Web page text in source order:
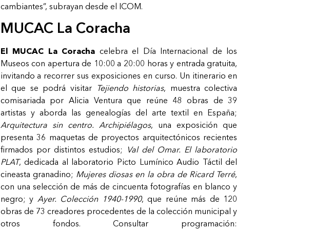
cambiantes”, subrayan desde el ICOM.
MUCAC La Coracha
El MUCAC La Coracha celebra el Día Internacional de los
Museos con apertura de 10:00 a 20:00 horas y entrada gratuita,
invitando a recorrer sus exposiciones en curso. Un itinerario en
el que se podrá visitar Tejiendo historias, muestra colectiva
comisariada por Alicia Ventura que reúne 48 obras de 39
artistas y aborda las genealogías del arte textil en España;
Arquitectura sin centro. Archipiélagos, una exposición que
presenta 36 maquetas de proyectos arquitectónicos recientes
firmados por distintos estudios;
Val del Omar. El laboratorio
PLAT, dedicada al laboratorio Picto Lumínico Audio Táctil del
cineasta granadino; Mujeres diosas en la obra de Ricard Terré,
con una selección de másde cincuenta fotografías en blanco y
negro; y Ayer. Colección 1940-1990, que reúne más de 120
obras de 73 creadores procedentes de la colección municipal y
otros fondos. Consultar programación: